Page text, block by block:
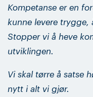
Kompetanse er en
kunne levere trygge,
Stopper vi å heve
utviklingen.
Vi skal tørre å satse
nytt i alt vi gjør.